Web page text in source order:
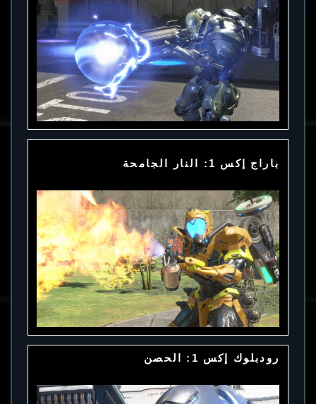
باراج إكس 1: النار الجامحة
رودبلوك إكس 1: الحصن